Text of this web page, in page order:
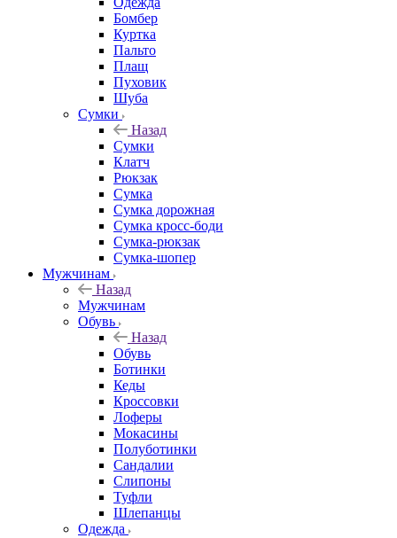
Бомбер
Куртка
Пальто
Плащ
Пуховик
Шуба
Сумки
Назад
Сумки
Клатч
Рюкзак
Сумка
Сумка дорожная
Сумка кросс-боди
Сумка-рюкзак
Сумка-шопер
Мужчинам
Назад
Мужчинам
Обувь
Назад
Обувь
Ботинки
Кеды
Кроссовки
Лоферы
Мокасины
Полуботинки
Сандалии
Слипоны
Туфли
Шлепанцы
Одежда